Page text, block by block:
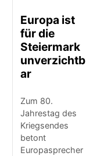
Europa ist
für die
Steiermark
unverzichtb
ar
Zum 80.
Jahrestag des
Kriegsendes
betont
Europasprecher